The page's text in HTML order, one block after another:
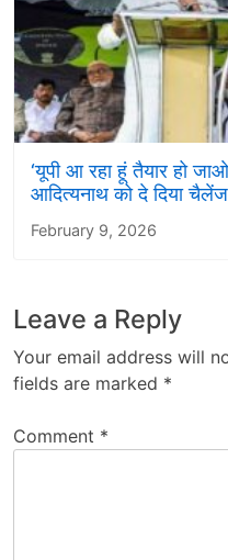
‘यूपी आ रहा हूं तैयार हो
आदित्यनाथ को दे दिया चैलेंज
February 9, 2026
Leave a Reply
Your email address will
fields are marked *
Comment *